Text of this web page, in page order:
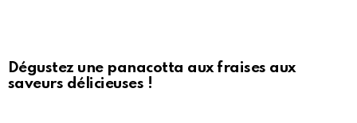
Dégustez une panacotta aux fraises aux
saveurs délicieuses !